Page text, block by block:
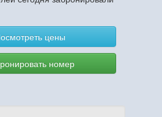
цены
номер